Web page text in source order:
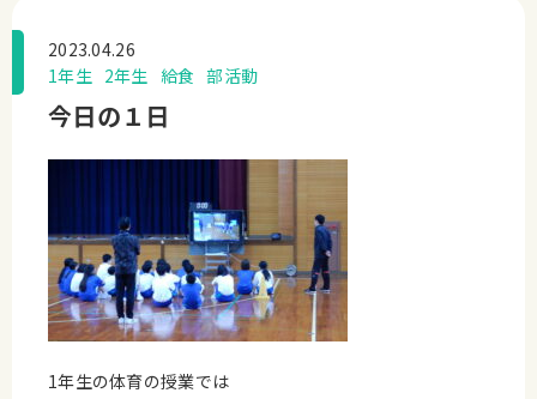
2023.04.26
1年生 2年生 給食 部活動
今日の１日
1年生の体育の授業では